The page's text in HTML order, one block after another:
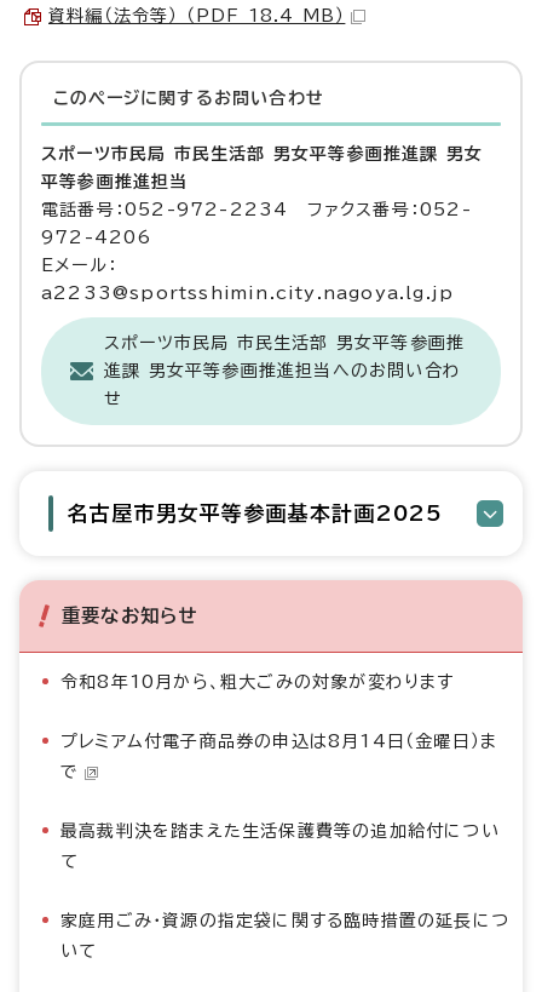
資料編（法令等） （PDF 18.4 MB）
このページに関する お問い合わせ
スポーツ市民局 市民生活部 男女平等参画推進課 男女
平等参画推進担当
電話番号：052-972-2234 ファクス番号：052-
972-4206
Eメール：
a2233@sportsshimin.city.nagoya.lg.jp
スポーツ市民局 市民生活部 男女平等参画推
進課 男女平等参画推進担当へのお問い合わ
せ
名古屋市男女平等参画基本計画2025
重要なお知らせ
令和8年10月から、粗大ごみの対象が変わります
プレミアム付電子商品券の申込は8月14日（金曜日）ま
で
最高裁判決を踏まえた生活保護費等の追加給付につい
て
家庭用ごみ・資源の指定袋に関する臨時措置の延長につ
いて